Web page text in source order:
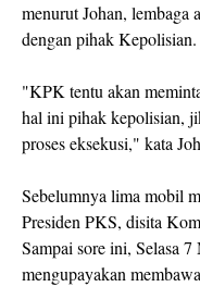
menurut Johan, lembaga
dengan pihak Kepolisian.
"KPK tentu akan
hal ini pihak kepolisian,
proses eksekusi," kata
Sebelumnya lima mobil
Presiden PKS, disita
Sampai sore ini, Selasa
mengupayakan